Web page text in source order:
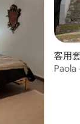
客用
eias
Paola